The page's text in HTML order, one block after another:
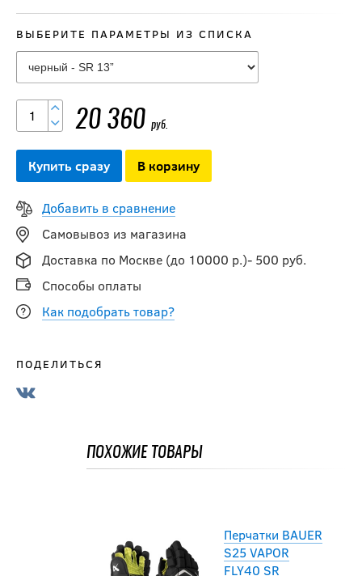
ВЫБЕРИТЕ ПАРАМЕТРЫ ИЗ СПИСКА
20 360 руб.
Купить сразу В корзину
Добавить в сравнение
Самовывоз из магазина
Доставка по Москве (до 10000 р.)- 500 руб.
Способы оплаты
Как подобрать товар?
ПОДЕЛИТЬСЯ
ПОХОЖИЕ ТОВАРЫ
JETSPEED FT880
Перчатки BAUER
S25 VAPOR
FLY40 SR